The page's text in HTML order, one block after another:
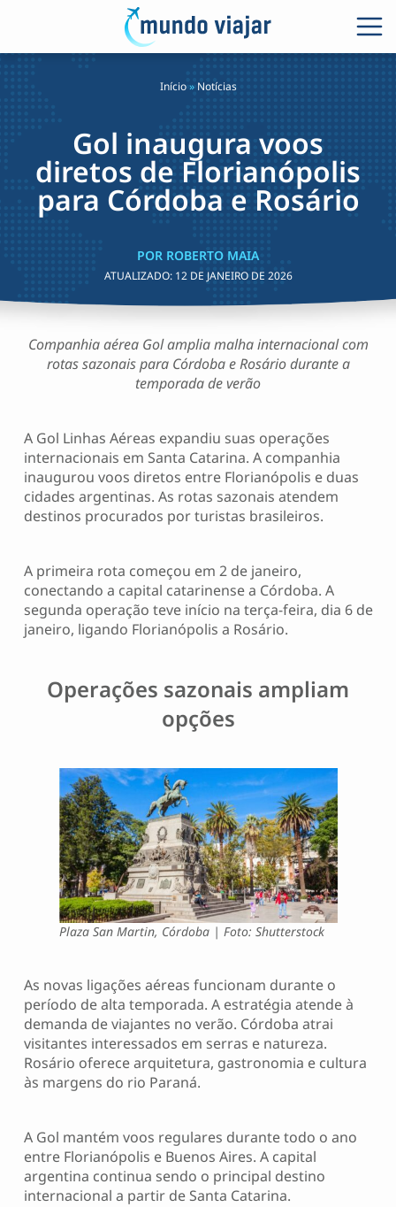
Início» Notícias
Gol inaugura voos
diretos de Florianópolis
para Córdoba e Rosário
POR ROBERTO MAIA
ATUALIZADO: 12 DE JANEIRO DE 2026
Companhia aérea Gol amplia malha internacional com
rotas sazonais para Córdoba e Rosário durante a
temporada de verão
A Gol Linhas Aéreas expandiu suas operações
internacionais em Santa Catarina. A companhia
inaugurou voos diretos entre Florianópolis e duas
cidades argentinas. As rotas sazonais atendem
destinos procurados por turistas brasileiros.
A primeira rota começou em 2 de janeiro,
conectando a capital catarinense a Córdoba. A
segunda operação teve início na terça-feira, dia 6 de
janeiro, ligando Florianópolis a Rosário.
Operações sazonais ampliam
opções
Plaza San Martin, Córdoba | Foto: Shutterstock
As novas ligações aéreas funcionam durante o
período de alta temporada. A estratégia atende à
demanda de viajantes no verão. Córdoba atrai
visitantes interessados em serras e natureza.
Rosário oferece arquitetura, gastronomia e cultura
às margens do rio Paraná.
A Gol mantém voos regulares durante todo o ano
entre Florianópolis e Buenos Aires. A capital
argentina continua sendo o principal destino
internacional a partir de Santa Catarina.